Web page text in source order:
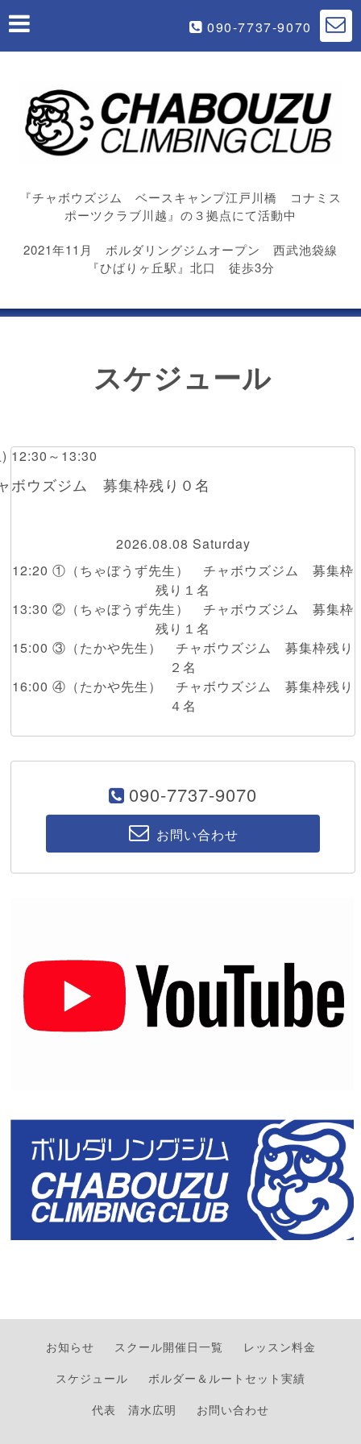
090-7737-9070
『チャボウズジム ベースキャンプ江戸川橋 コナミス
ポーツクラブ川越』の３拠点にて活動中
2021年11月 ボルダリングジムオープン 西武池袋線
『ひばりヶ丘駅』北口 徒歩3分
スケジュール
12:30～13:30
ウズジム 募集枠残り０名
2026.08.08 Saturday
12:20 ①（ちゃぼうず先生） チャボウズジム 募集枠
残り１名
13:30 ②（ちゃぼうず先生） チャボウズジム 募集枠
残り１名
15:00 ③（たかや先生） チャボウズジム 募集枠残り
２名
16:00 ④（たかや先生） チャボウズジム 募集枠残り
４名
090-7737-9070
お問い合わせ
お知らせ スクール開催日一覧
レッスン料金
スケジュール
ボルダー＆ルートセット実績
代表 清水広明
お問い合わせ